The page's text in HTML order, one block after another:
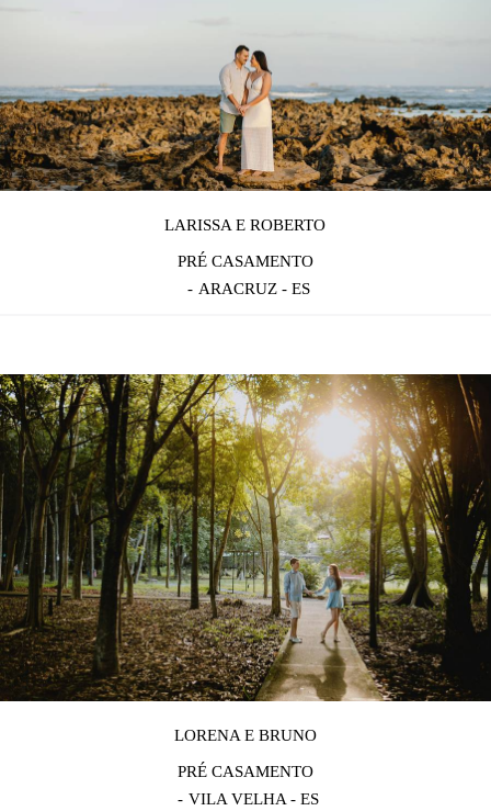
LARISSA E ROBERTO
PRÉ CASAMENTO
ARACRUZ - ES
LORENA E BRUNO
PRÉ CASAMENTO
VILA VELHA - ES